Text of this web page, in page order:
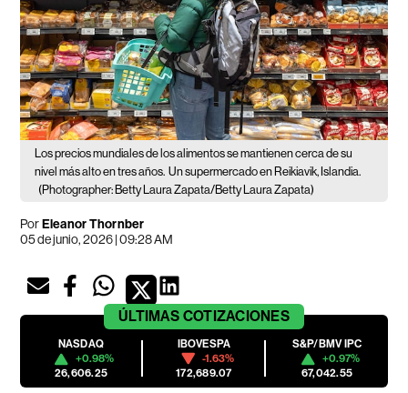
Los precios mundiales de los alimentos se mantienen cerca de su
nivel más alto en tres años. Un supermercado en Reikiavik, Islandia.
(Photographer: Betty Laura Zapata/Betty Laura Zapata)
PorEleanor Thornber
05 de junio, 2026 | 09:28 AM
ÚLTIMAS COTIZACIONES
NASDAQ
+0.98%
26,606.25
IBOVESPA
-1.63%
172,689.07
S&P/BMV IPC
+0.97%
67,042.55